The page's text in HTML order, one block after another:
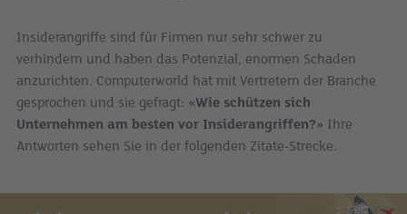
Insiderangriffe sind für Firmen nur sehr schwer zu
verhindern und haben das Potenzial, enormen Schaden
anzurichten. Computerworld hat mit Vertretern der Branche
gesprochen und sie gefragt: «Wie schützen sich
Unternehmen am besten vor Insiderangriffen?» Ihre
Antworten sehen Sie in der folgenden Zitate-Strecke.